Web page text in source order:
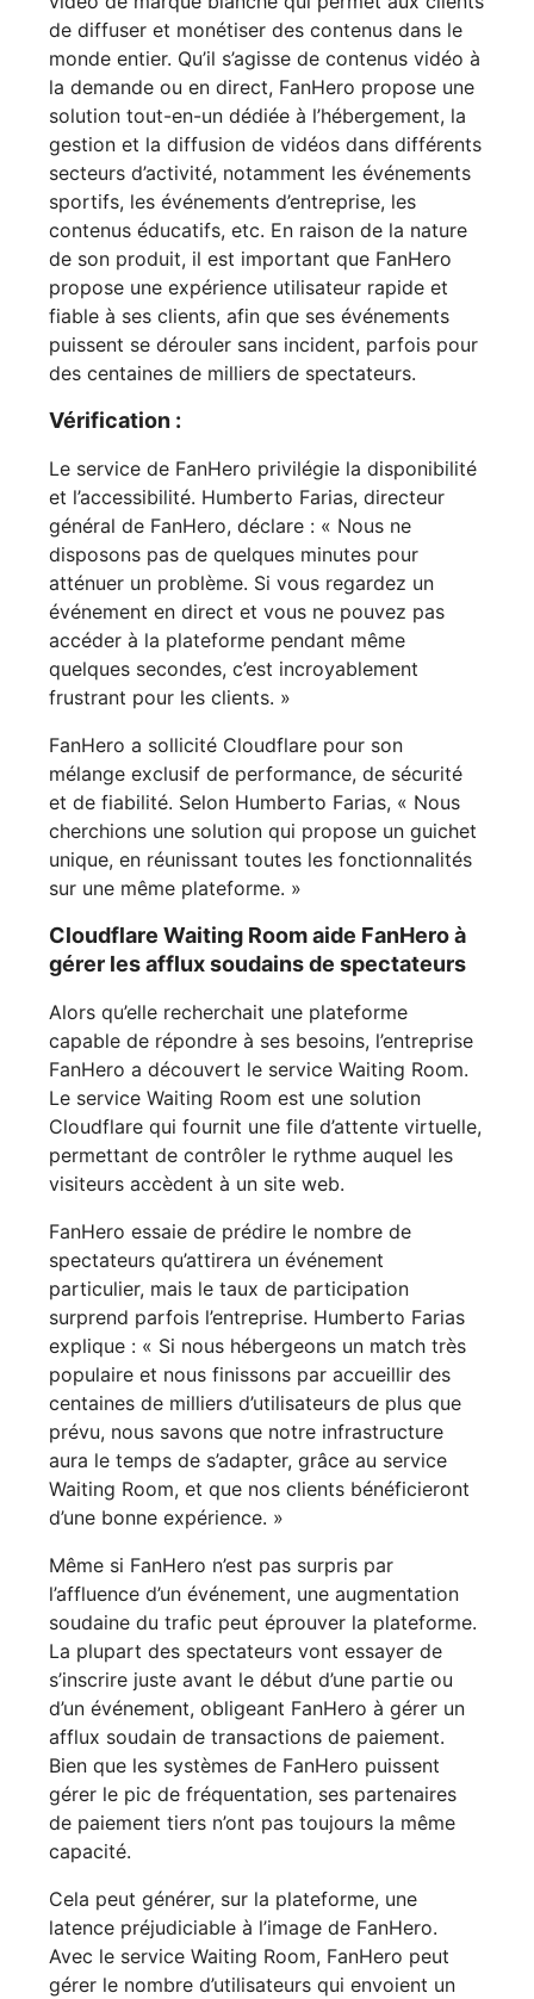
de diffuser et monétiser des contenus dans le
monde entier. Qu’il s’agisse de contenus vidéo à
la demande ou en direct, FanHero propose une
solution tout-en-un dédiée à l’hébergement, la
gestion et la diffusion de vidéos dans différents
secteurs d’activité, notamment les événements
sportifs, les événements d’entreprise, les
contenus éducatifs, etc. En raison de la nature
de son produit, il est important que FanHero
propose une expérience utilisateur rapide et
fiable à ses clients, afin que ses événements
puissent se dérouler sans incident, parfois pour
des centaines de milliers de spectateurs.
Vérification :
Le service de FanHero privilégie la disponibilité
et l’accessibilité. Humberto Farias, directeur
général de FanHero, déclare : « Nous ne
disposons pas de quelques minutes pour
atténuer un problème. Si vous regardez un
événement en direct et vous ne pouvez pas
accéder à la plateforme pendant même
quelques secondes, c’est incroyablement
frustrant pour les clients. »
FanHero a sollicité Cloudflare pour son
mélange exclusif de performance, de sécurité
et de fiabilité. Selon Humberto Farias, « Nous
cherchions une solution qui propose un guichet
unique, en réunissant toutes les fonctionnalités
sur une même plateforme. »
Cloudflare Waiting Room aide FanHero à
gérer les afflux soudains de spectateurs
Alors qu’elle recherchait une plateforme
capable de répondre à ses besoins, l’entreprise
FanHero a découvert le service Waiting Room.
Le service Waiting Room est une solution
Cloudflare qui fournit une file d’attente virtuelle,
permettant de contrôler le rythme auquel les
visiteurs accèdent à un site web.
FanHero essaie de prédire le nombre de
spectateurs qu’attirera un événement
particulier, mais le taux de participation
surprend parfois l’entreprise. Humberto Farias
explique : « Si nous hébergeons un match très
populaire et nous finissons par accueillir des
centaines de milliers d’utilisateurs de plus que
prévu, nous savons que notre infrastructure
aura le temps de s’adapter, grâce au service
Waiting Room, et que nos clients bénéficieront
d’une bonne expérience. »
Même si FanHero n’est pas surpris par
l’affluence d’un événement, une augmentation
soudaine du trafic peut éprouver la plateforme.
La plupart des spectateurs vont essayer de
s’inscrire juste avant le début d’une partie ou
d’un événement, obligeant FanHero à gérer un
afflux soudain de transactions de paiement.
Bien que les systèmes de FanHero puissent
gérer le pic de fréquentation, ses partenaires
de paiement tiers n’ont pas toujours la même
capacité.
Cela peut générer, sur la plateforme, une
latence préjudiciable à l’image de FanHero.
Avec le service Waiting Room, FanHero peut
gérer le nombre d’utilisateurs qui envoient un